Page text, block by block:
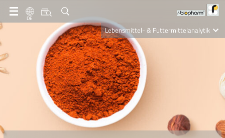
DE
Lebensmittel- & Futtermittelanalytik
Clinical Diagnostics
R-Biopharm AG
Nutrition Care